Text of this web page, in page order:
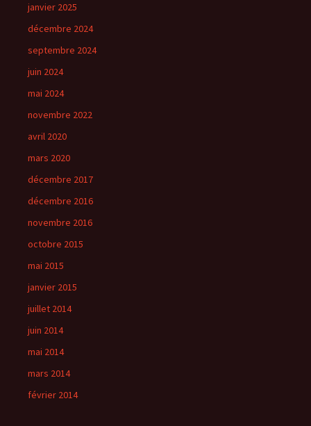
janvier 2025
décembre 2024
septembre 2024
juin 2024
mai 2024
novembre 2022
avril 2020
mars 2020
décembre 2017
décembre 2016
novembre 2016
octobre 2015
mai 2015
janvier 2015
juillet 2014
juin 2014
mai 2014
mars 2014
février 2014